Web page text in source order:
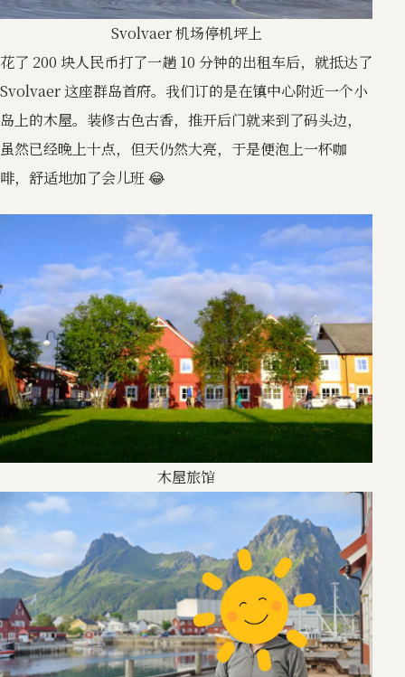
Svolvaer 机场停机坪上
花了 200 块人民币打了一趟 10 分钟的出租车后，就抵达了
Svolvaer 这座群岛首府。我们订的是在镇中心附近一个小
岛上的木屋。装修古色古香，推开后门就来到了码头边，
虽然已经晚上十点，但天仍然大亮，于是便泡上一杯咖
啡，舒适地加了会儿班 😂
木屋旅馆